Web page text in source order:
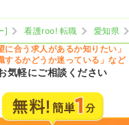
] 看護roo! 転職 愛知県
に合う求人があるか知りたい」
するかどうか迷っている」など
気軽にご相談ください